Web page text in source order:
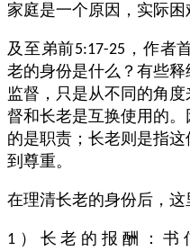
家庭是一个原因，实际困
及至弟前5:17-25 ，作者
老的身份是什么？有些
监督，只是从不同的角
督和长老是互换使用的
的是职责；长老则是指
到尊重。
在理清长老的身份后，这
1 ）长老的报酬：书